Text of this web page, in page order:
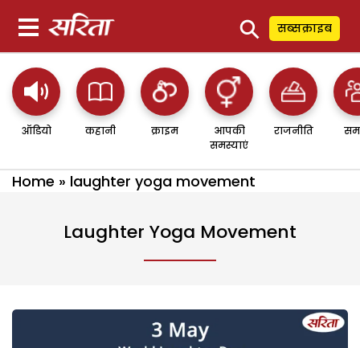
⚲ सब्सक्राइब
ऑडियो कहानी क्राइम
आपकी
समस्याएं
राजनीति
Home » laughter yoga movement
Laughter Yoga Movement